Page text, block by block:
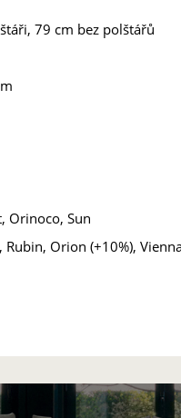
79 cm bez polštářů
Orinoco, Sun
Rubin, Orion (+10%),